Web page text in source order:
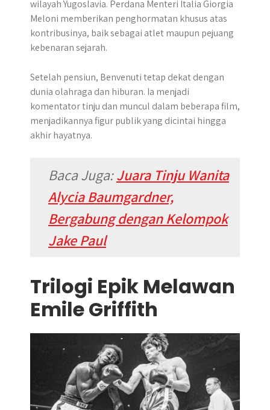
wilayah Yugoslavia. Perdana Menteri Italia Giorgia
Meloni memberikan penghormatan khusus atas
kontribusinya, baik sebagai atlet maupun pejuang
kebenaran sejarah.
Setelah pensiun, Benvenuti tetap dekat dengan
dunia olahraga dan hiburan. Ia menjadi
komentator tinju dan muncul dalam beberapa film,
menjadikannya figur publik yang dicintai hingga
akhir hayatnya.
Baca Juga:Juara Tinju Wanita
Alycia Baumgardner,
Bergabung dengan Kelompok
Jake Paul
Trilogi Epik Melawan
Emile Griffith